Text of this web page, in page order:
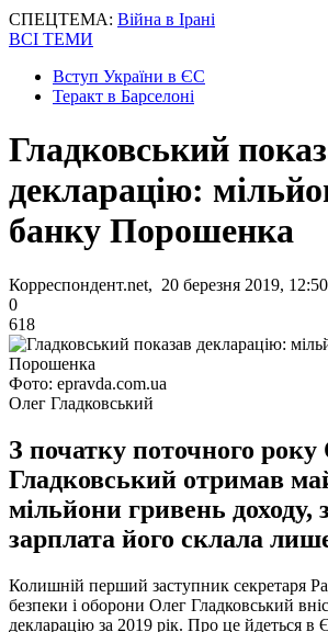
СПЕЦТЕМА: Війна в Ірані
ВСІ ТЕМИ
Вступ України в ЄС
Теракт в Барселоні
Гладковський
декларацію:
банку Порошенка
Корреспондент.net, 20 березня 2019, 12:50
0
618
Фото: epravda.com.ua
Олег Гладковський
З початку поточного року
Гладковський отримав
мільйони гривень доходу,
зарплата його склала
Колишній перший заступник секретаря
безпеки і оборони Олег Гладковський
декларацію за 2019 рік. Про це йдеться в